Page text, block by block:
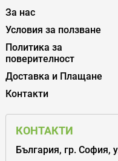
За нас
Условия за ползване
Политика за
поверителност
Доставка и Плащане
Контакти
КОНТАКТИ
България, гр. София,